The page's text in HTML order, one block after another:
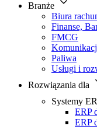
Branże
Biura
Finanse,
FMCG
Paliwa
Usługi i
Rozwiązania dla
Systemy
ERP
ERP